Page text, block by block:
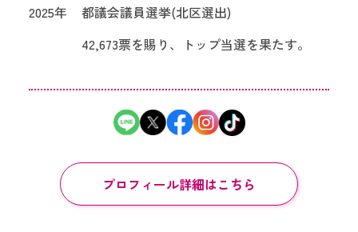
2025年
都議会議員選挙(北区選出)
42,673票を賜り、トップ当選を果たす。
プロフィール詳細はこちら